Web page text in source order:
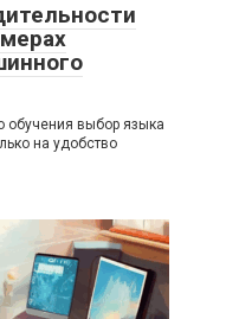
выбор языка
на удобство